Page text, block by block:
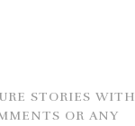
STORIES WITH
OR ANY